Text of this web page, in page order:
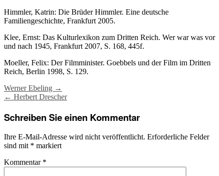
Himmler, Katrin: Die Brüder Himmler. Eine deutsche
Familiengeschichte, Frankfurt 2005.
Klee, Ernst: Das Kulturlexikon zum Dritten Reich. Wer war was vor
und nach 1945, Frankfurt 2007, S. 168, 445f.
Moeller, Felix: Der Filmminister. Goebbels und der Film im Dritten
Reich, Berlin 1998, S. 129.
Post
Werner Ebeling →
← Herbert Drescher
Schreiben Sie einen Kommentar
Ihre E-Mail-Adresse wird nicht veröffentlicht. Erforderliche Felder
sind mit * markiert
Kommentar *